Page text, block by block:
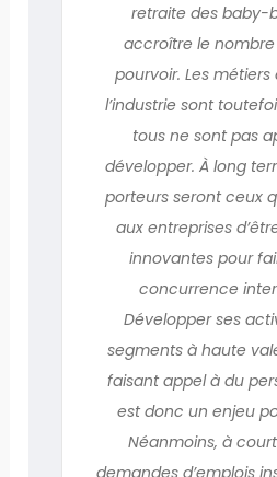
retraite des baby-
accroître le
pourvoir. Les
l’industrie sont
tous ne sont pas
développer. À long
porteurs seront ceux
aux entreprises
innovantes pour
concurrence
Développer ses
segments à haute
faisant appel à du
est donc un enjeu
Néanmoins, à
demandes d’emplois